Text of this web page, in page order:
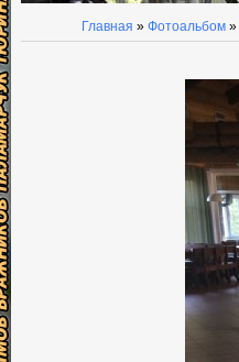
Главная » Фотоальбом »